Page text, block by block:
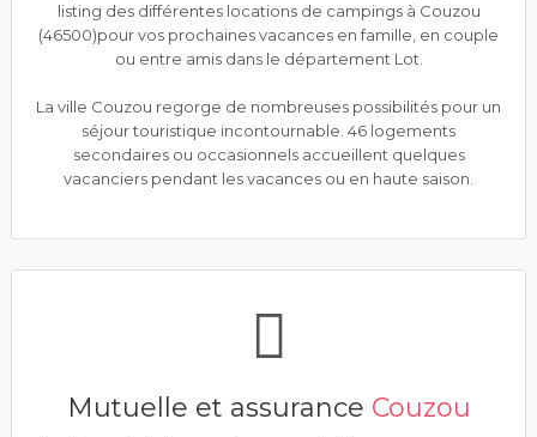
listing des différentes locations de campings à Couzou
(46500)pour vos prochaines vacances en famille, en couple
ou entre amis dans le département Lot.
La ville Couzou regorge de nombreuses possibilités pour un
séjour touristique incontournable. 46 logements
secondaires ou occasionnels accueillent quelques
vacanciers pendant les vacances ou en haute saison.
Mutuelle et assurance Couzou